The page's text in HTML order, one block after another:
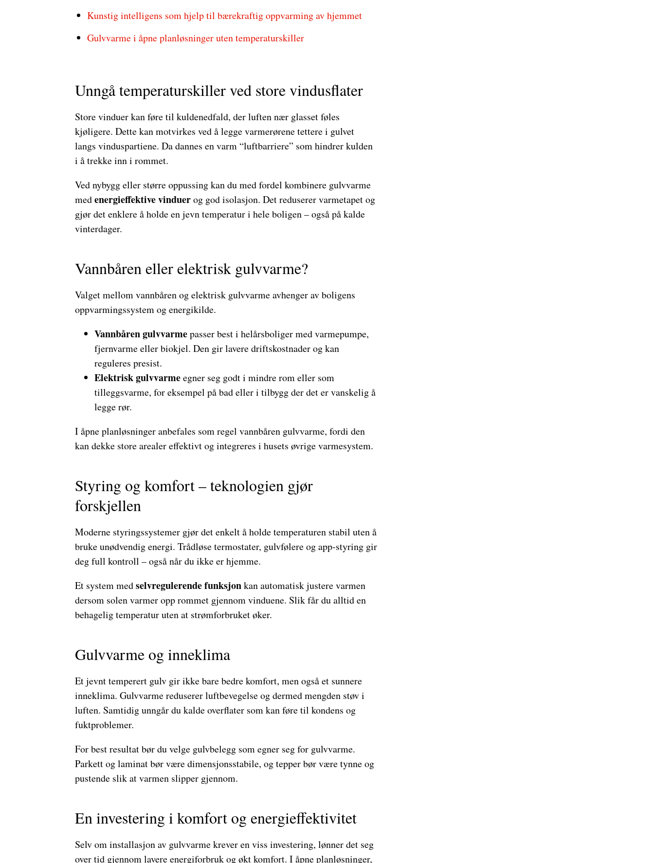
Kunstig intelligens som hjelp til bærekraftig oppvarming av hjemmet
Gulvvarme i åpne planløsninger uten temperaturskiller
Unngå temperaturskiller ved store vindusflater
Store vinduer kan føre til kuldenedfald, der luften nær glasset føles
kjøligere. Dette kan motvirkes ved å legge varmerørene tettere i gulvet
langs vinduspartiene. Da dannes en varm “luftbarriere” som hindrer kulden
i å trekke inn i rommet.
Ved nybygg eller større oppussing kan du med fordel kombinere gulvvarme
medenergieffektive vinduerog god isolasjon. Det reduserer varmetapet og
gjør det enklere å holde en jevn temperatur i hele boligen – også på kalde
vinterdager.
Vannbåren eller elektrisk gulvvarme?
Valget mellom vannbåren og elektrisk gulvvarme avhenger av boligens
oppvarmingssystem og energikilde.
Vannbåren gulvvarmepasser best i helårsboliger med varmepumpe,
fjernvarme eller biokjel. Den gir lavere driftskostnader og kan
reguleres presist.
Elektrisk gulvvarmeegner seg godt i mindre rom eller som
tilleggsvarme, for eksempel på bad eller i tilbygg der det er vanskelig å
legge rør.
I åpne planløsninger anbefales som regel vannbåren gulvvarme, fordi den
kan dekke store arealer effektivt og integreres i husets øvrige varmesystem.
Styring og komfort – teknologien gjør
forskjellen
Moderne styringssystemer gjør det enkelt å holde temperaturen stabil uten å
bruke unødvendig energi. Trådløse termostater, gulvfølere og app-styring gir
deg full kontroll – også når du ikke er hjemme.
Et system medselvregulerende funksjonkan automatisk justere varmen
dersom solen varmer opp rommet gjennom vinduene. Slik får du alltid en
behagelig temperatur uten at strømforbruket øker.
Gulvvarme og inneklima
Et jevnt temperert gulv gir ikke bare bedre komfort, men også et sunnere
inneklima. Gulvvarme reduserer luftbevegelse og dermed mengden støv i
luften. Samtidig unngår du kalde overflater som kan føre til kondens og
fuktproblemer.
For best resultat bør du velge gulvbelegg som egner seg for gulvvarme.
Parkett og laminat bør være dimensjonsstabile, og tepper bør være tynne og
pustende slik at varmen slipper gjennom.
En investering i komfort og energieffektivitet
Selv om installasjon av gulvvarme krever en viss investering, lønner det seg
over tid gjennom lavere energiforbruk og økt komfort. I åpne planløsninger,